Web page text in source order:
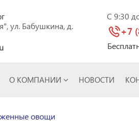
ул. Бабушкина, д.
C 9:30
+7
О КОМПАНИИ НОВОСТИ
овощи